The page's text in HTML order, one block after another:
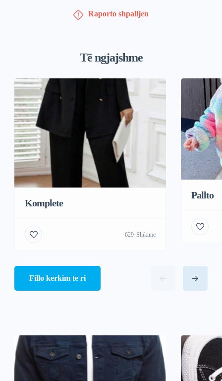
Raporto shpalljen
Të ngjajshme
Komplete
629 Shikime
Pallto
Fillo kerkim te ri